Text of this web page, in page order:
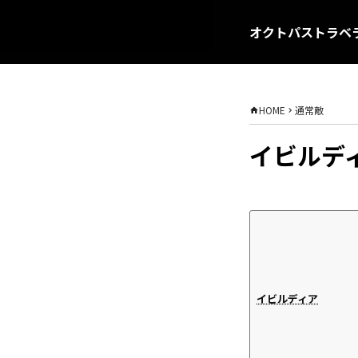
オクトパストラベ
HOME 通常敵
イビルデ
イビルディア